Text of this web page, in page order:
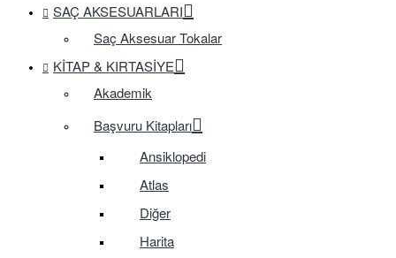
SAÇ AKSESUARLARI
Saç Aksesuar Tokalar
KITAP & KIRTASIYE
Akademik
Başvuru Kitapları
Ansiklopedi
Atlas
Diğer
Harita